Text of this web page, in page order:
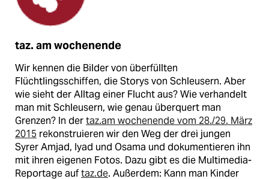
taz. am wochenende
Wir kennen die Bilder von überfüllten
Flüchtlingsschiffen, die Storys von Schleusern. Aber
wie sieht der Alltag einer Flucht aus? Wie verhandelt
man mit Schleusern, wie genau überquert man
Grenzen? In dertaz.am wochenende vom 28./29. März
2015 rekonstruieren wir den Weg der drei jungen
Syrer Amjad, Iyad und Osama und dokumentieren ihn
mit ihren eigenen Fotos. Dazu gibt es die Multimedia-
Reportage auftaz.de. Außerdem: Kann man Kinder